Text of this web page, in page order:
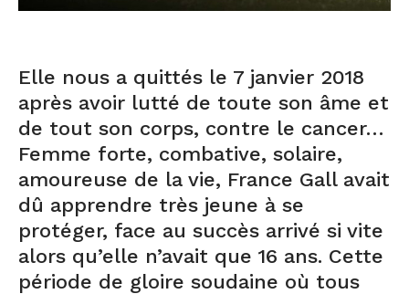
Elle nous a quittés le 7 janvier 2018
après avoir lutté de toute son âme et
de tout son corps, contre le cancer…
Femme forte, combative, solaire,
amoureuse de la vie, France Gall avait
dû apprendre très jeune à se
protéger, face au succès arrivé si vite
alors qu’elle n’avait que 16 ans. Cette
période de gloire soudaine où tous